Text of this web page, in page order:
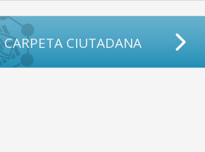
CARPETA CIUTADANA